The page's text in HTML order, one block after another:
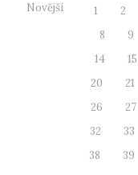
Novější 1 2
8
9
14
15
20
21
26
27
32
33
38
39